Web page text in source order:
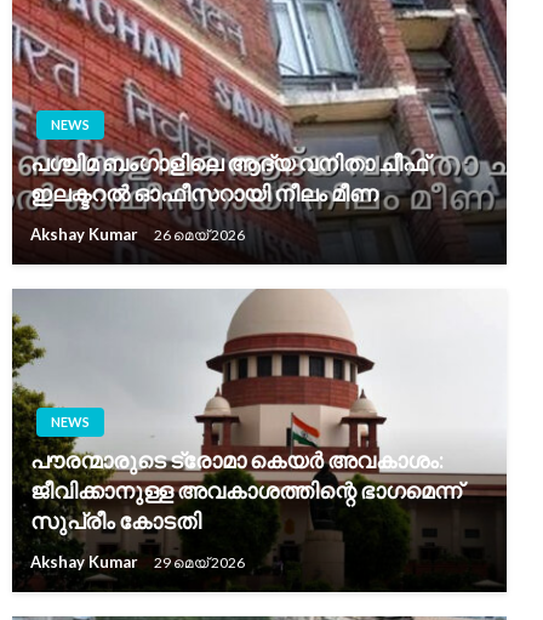
NEWS
പശ്ചിമ ബംഗാളിലെ ആദ്യ വനിതാ ചീഫ്
ഇലക്ടറൽ ഓഫീസറായി നീലം മീണ
Akshay Kumar 26 മെയ്‌ 2026
NEWS
പൗരന്മാരുടെ ട്രോമാ കെയർ അവകാശം:
ജീവിക്കാനുള്ള അവകാശത്തിന്റെ ഭാഗമെന്ന്
സുപ്രീം കോടതി
Akshay Kumar 29 മെയ്‌ 2026